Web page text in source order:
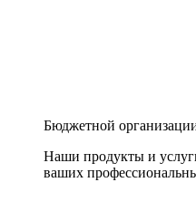
Бюджетной
Наши продукты и
ваших